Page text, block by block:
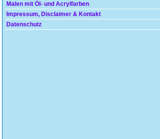
Malen mit Öl- und Acrylfarben
Impressum, Disclaimer & Kontakt
Datenschutz